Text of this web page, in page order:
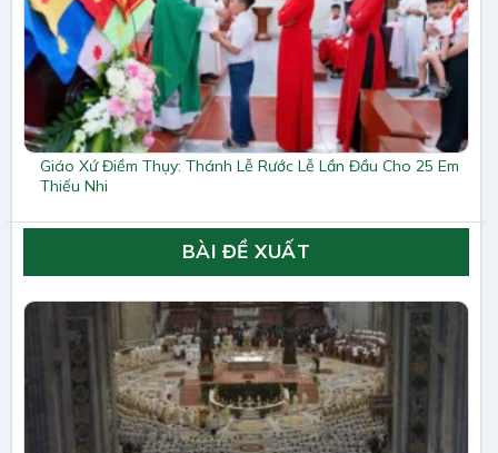
Giáo Xứ Điềm Thụy: Thánh Lễ Rước Lễ Lần Đầu Cho 25 Em
Thiếu Nhi
BÀI ĐỀ XUẤT